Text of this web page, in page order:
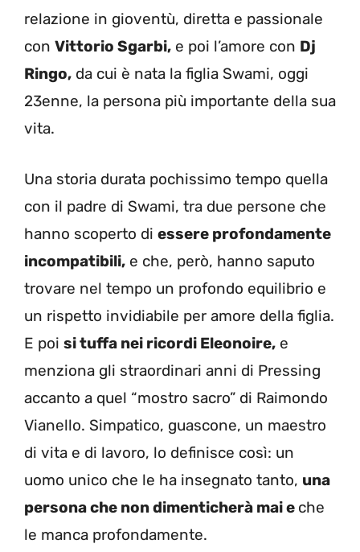
relazione in gioventù, diretta e passionale
con Vittorio Sgarbi, e poi l’amore con Dj
Ringo, da cui è nata la figlia Swami, oggi
23enne, la persona più importante della sua
vita.
Una storia durata pochissimo tempo quella
con il padre di Swami, tra due persone che
hanno scoperto di essere profondamente
incompatibili, e che, però, hanno saputo
trovare nel tempo un profondo equilibrio e
un rispetto invidiabile per amore della figlia.
E poi si tuffa nei ricordi Eleonoire, e
menziona gli straordinari anni di Pressing
accanto a quel “mostro sacro” di Raimondo
Vianello. Simpatico, guascone, un maestro
di vita e di lavoro, lo definisce così: un
uomo unico che le ha insegnato tanto, una
persona che non dimenticherà mai e che
le manca profondamente.